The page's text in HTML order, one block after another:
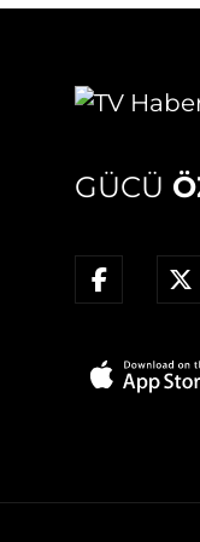
GÜCÜ